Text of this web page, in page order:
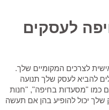
לעסקים
לצרכים המקומיים שלך.
להביא לעסק שלך תנועה
כמו "מסעדות בחיפה", "חנות
יכול להופיע בהן אם תעשה